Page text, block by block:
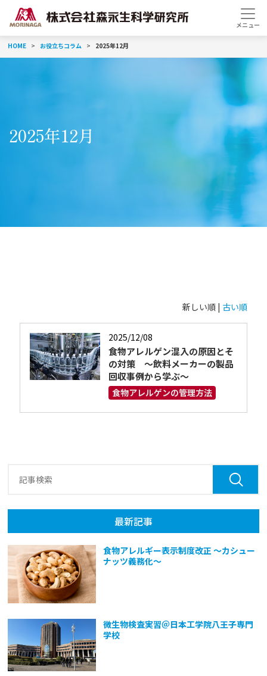
HOME お役立ちコラム 2025年12月
2025年12月
新しい順 | 古い順
2025/12/08
食物アレルゲン混入の原因とそ
の対策 ～飲料メーカーの製品
回収事例から学ぶ～
食物アレルゲンの管理方法
最新記事
食物アレルギー表示制度改正 ～カシュー
ナッツ義務化～
微生物検査実習＠日本工学院八王子専門
学校